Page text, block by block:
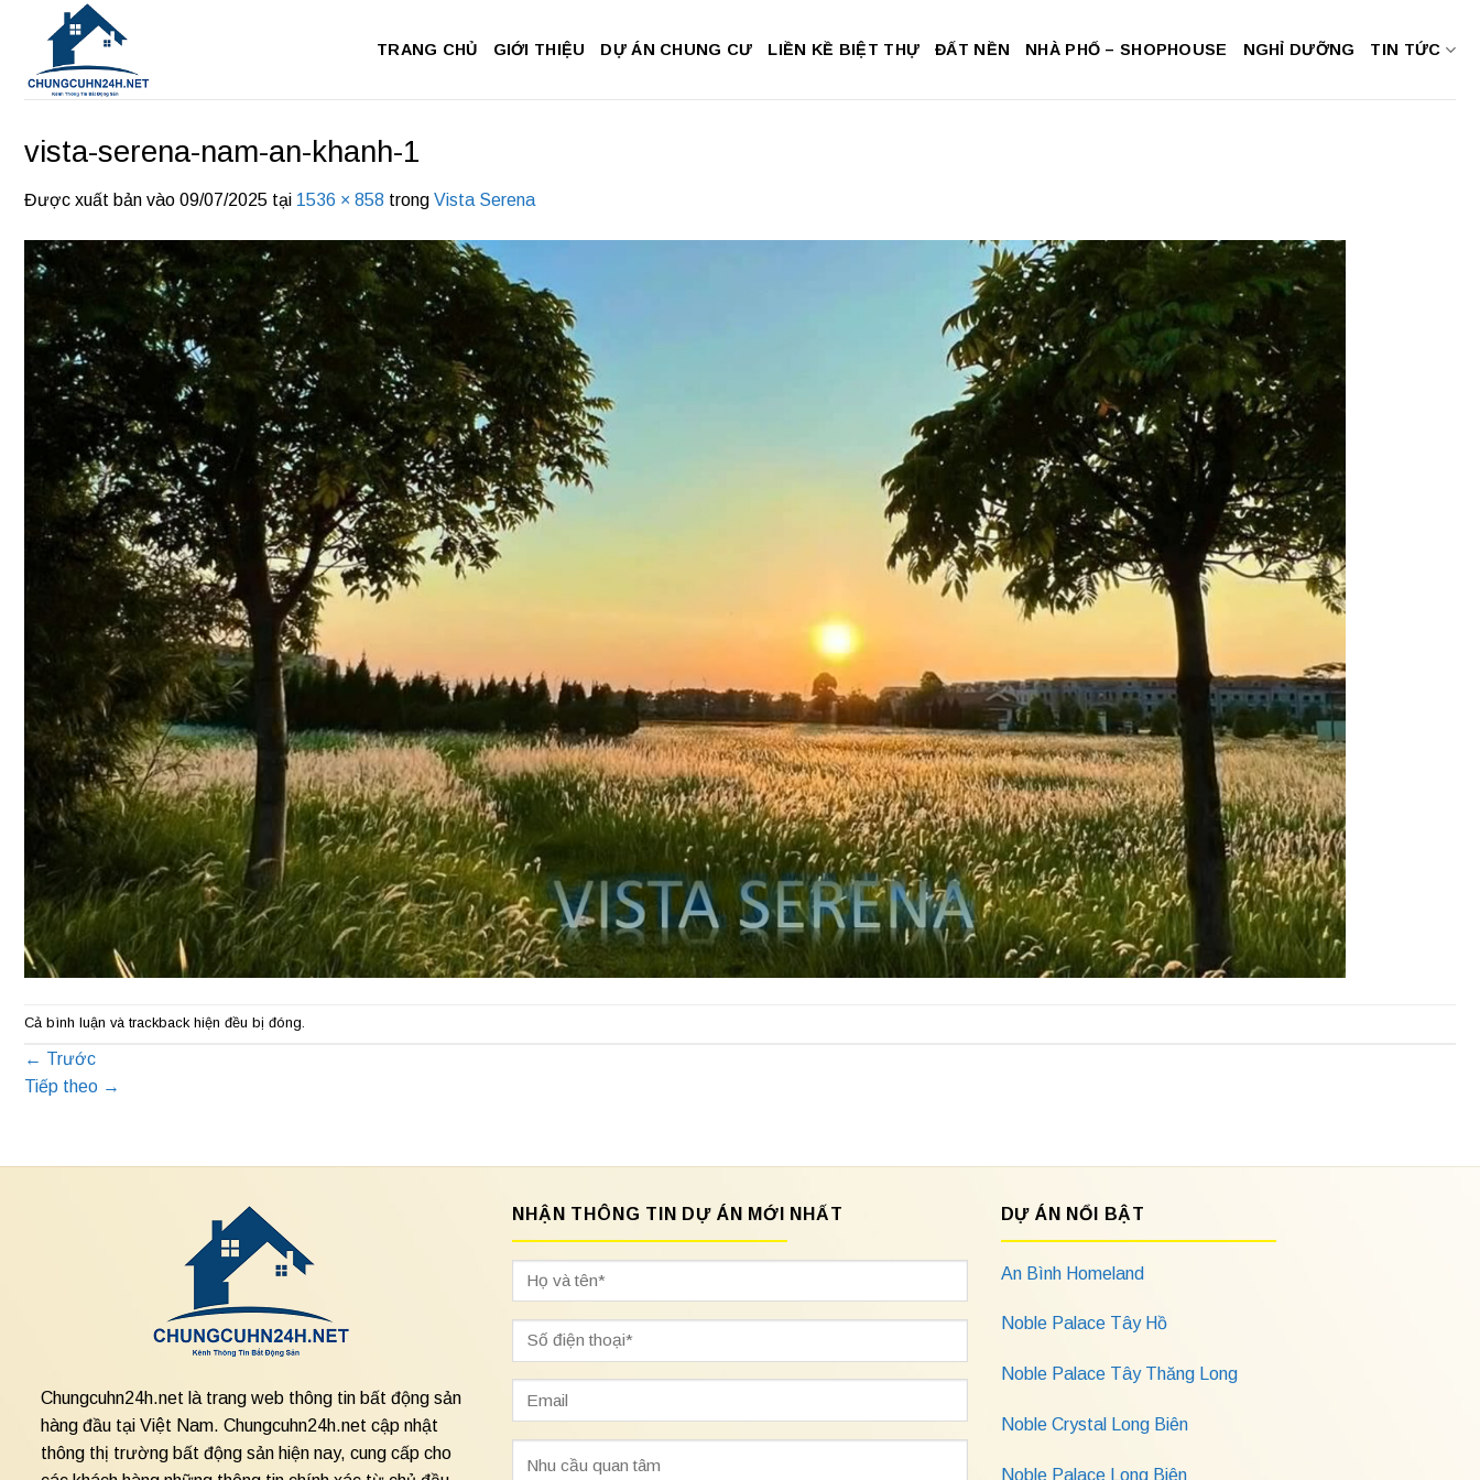
dung
TRANG CHỦ GIỚI THIỆU DỰ ÁN CHUNG CƯ LIỀN KỀ BIỆT THỰ ĐẤT NỀN NHÀ PHỐ – SHOPHOUSE NGHỈ DƯỠNG TIN TỨC
vista-serena-nam-an-khanh-1
Được xuất bản vào 09/07/2025 tại 1536 × 858 trong Vista Serena
Cả bình luận và trackback hiện đều bị đóng.
← Trước
Tiếp theo →
Chungcuhn24h.net là trang web thông tin bất động sản
hàng đầu tại Việt Nam. Chungcuhn24h.net cập nhật
thông thị trường bất động sản hiện nay, cung cấp cho
NHẬN THÔNG TIN DỰ ÁN MỚI NHẤT DỰ ÁN NỔI BẬT
An Bình Homeland
Noble Palace Tây Hồ
Noble Palace Tây Thăng Long
Noble Crystal Long Biên
Noble Palace Long Biên